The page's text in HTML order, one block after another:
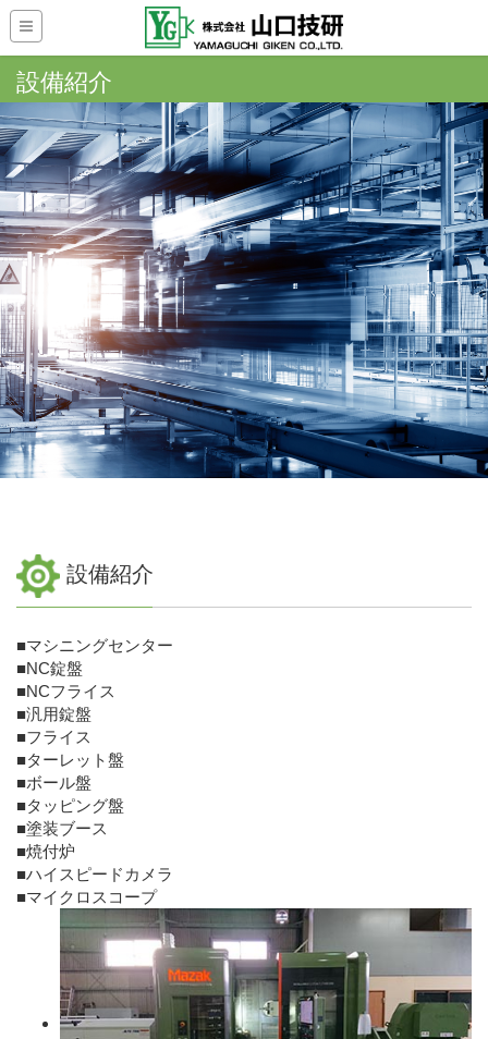
設備紹介
HOME 設備紹介
設備紹介
■マシニングセンター
■NC錠盤
■NCフライス
■汎用錠盤
■フライス
■ターレット盤
■ボール盤
■タッピング盤
■塗装ブース
■焼付炉
■ハイスピードカメラ
■マイクロスコープ